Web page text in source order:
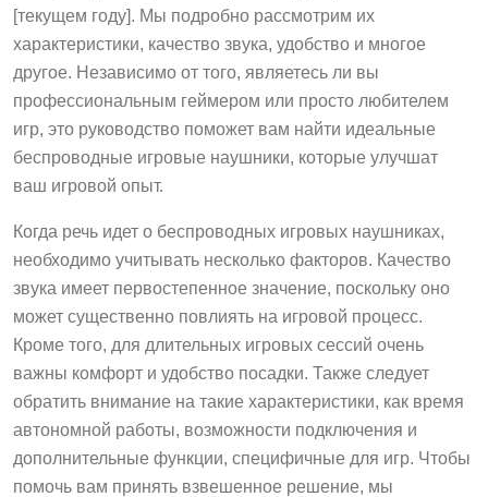
[текущем году]. Мы подробно рассмотрим их
характеристики, качество звука, удобство и многое
другое. Независимо от того, являетесь ли вы
профессиональным геймером или просто любителем
игр, это руководство поможет вам найти идеальные
беспроводные игровые наушники, которые улучшат
ваш игровой опыт.
Когда речь идет о беспроводных игровых наушниках,
необходимо учитывать несколько факторов. Качество
звука имеет первостепенное значение, поскольку оно
может существенно повлиять на игровой процесс.
Кроме того, для длительных игровых сессий очень
важны комфорт и удобство посадки. Также следует
обратить внимание на такие характеристики, как время
автономной работы, возможности подключения и
дополнительные функции, специфичные для игр. Чтобы
помочь вам принять взвешенное решение, мы